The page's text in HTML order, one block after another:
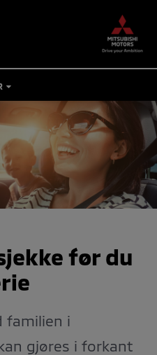
før du
familien i
gjøres i forkant